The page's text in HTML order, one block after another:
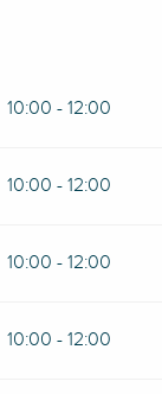
10:00 - 12:00
10:00 - 12:00
10:00 - 12:00
10:00 - 12:00